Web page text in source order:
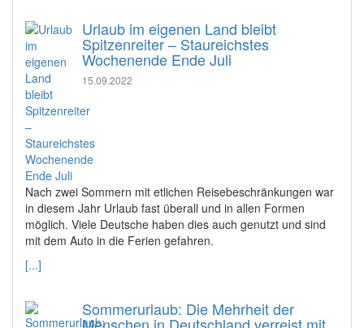
Urlaub im eigenen Land bleibt
Spitzenreiter – Staureichstes
Wochenende Ende Juli
15.09.2022
Nach zwei Sommern mit etlichen Reisebeschränkungen war
in diesem Jahr Urlaub fast überall und in allen Formen
möglich. Viele Deutsche haben dies auch genutzt und sind
mit dem Auto in die Ferien gefahren.
[...]
Sommerurlaub: Die Mehrheit der